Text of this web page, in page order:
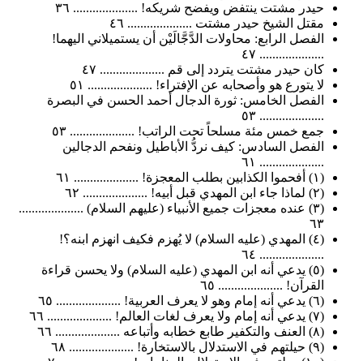
حيدر مشتت ينتفض ويفضح شريكه! .................... ٣٦
مقتل الشيخ حيدر مشتت .................... ٤٦
الفصل الرابع: محاولات الدَّجَّالَيْن أن يستميلاني اليهما!
.................... ٤٧
كان حيدر مشتت يتردد إلى قم .................... ٤٧
لا يتورع هو وأصحابه عن الإفتراء! .................... ٥١
الفصل الخامس: ثورة الدجال أحمد الحسن في البصرة
.................... ٥٣
جمع خمس مئة مسلحاً تحت الراتب! .................... ٥٣
الفصل السادس: كيف نردُّ الأباطيل ونفحم الدجالين
.................... ٦١
(٣) عنده معجزات جميع الأنبياء (عليهم السلام) ....................
(٤) المهدي (عليه السلام) لا يُهزم فكيف انهزم ابنه؟!
.................... ٦٤
(٥) يدعي أنه ابن المهدي (عليه السلام) ولا يحسن قراءة
القرآن! .................... ٦٥